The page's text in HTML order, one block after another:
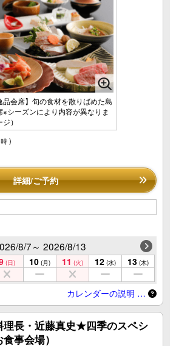
品会席】旬の食材を散りばめた島
※シーズンにより内容が異なりま
）
)
詳細/ご予約
8/7～ 2026/8/13
(日) 10 (月) 11 (火) 12 (水) 13 (木)
カレンダーの説明 …
理長・近藤真史★四季のスペシ
事会場）